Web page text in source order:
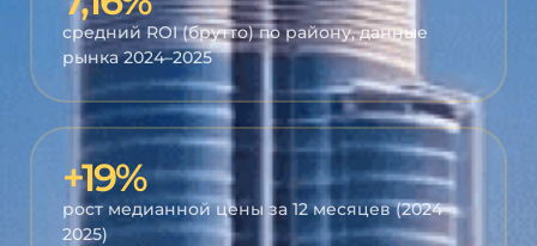
средний ROI (брутто) по району, данные
рынка 2024–2025
+19%
рост медианной цены за 12 месяцев (2024–
2025)